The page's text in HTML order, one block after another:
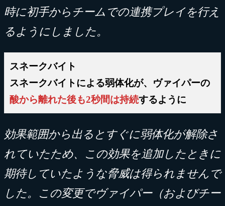
時に初手からチームでの連携プレイを行え
るようにしました。
スネークバイト
スネークバイトによる弱体化が、ヴァイパーの
酸から離れた後も2秒間は持続するように
効果範囲から出るとすぐに弱体化が解除さ
れていたため、この効果を追加したときに
期待していたような脅威は得られませんで
した。この変更でヴァイパー（およびチー